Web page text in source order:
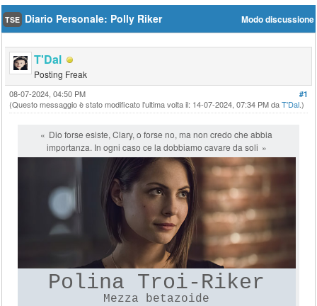
Modo discussione
TSE Diario Personale: Polly Riker
T'Dal
Posting Freak
#1
08-07-2024, 04:50 PM
(Questo messaggio è stato modificato l'ultima volta il: 14-07-2024, 07:34 PM daT'Dal.)
Dio forse esiste, Clary, o forse no, ma non credo che abbia
importanza. In ogni caso ce la dobbiamo cavare da soli
Polina Troi-Riker
Mezza betazoide